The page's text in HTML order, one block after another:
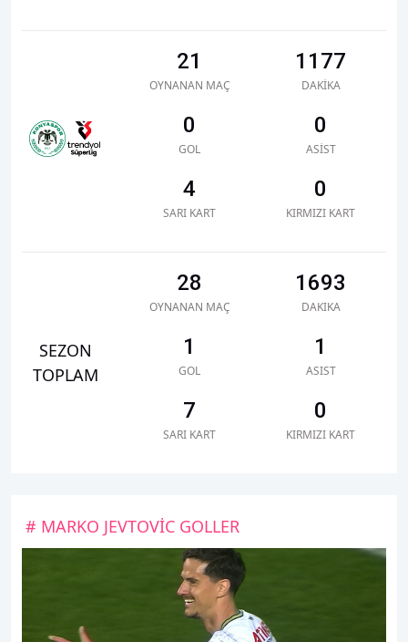
21
OYNANAN MAÇ
1177
DAKIKA
0
GOL
0
ASIST
4
SARI KART
0
KIRMIZI KART
SEZON
TOPLAM
28
OYNANAN MAÇ
1693
DAKIKA
1
GOL
1
ASIST
7
SARI KART
0
KIRMIZI KART
# MARKO JEVTOVİC GOLLER